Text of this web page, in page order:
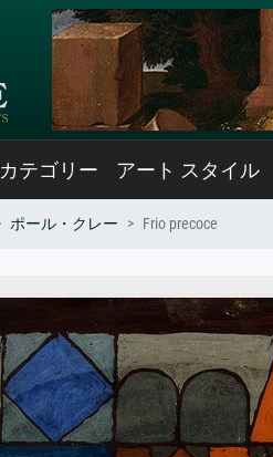
カテゴリー アート スタイル
ポール・クレー Frio precoce